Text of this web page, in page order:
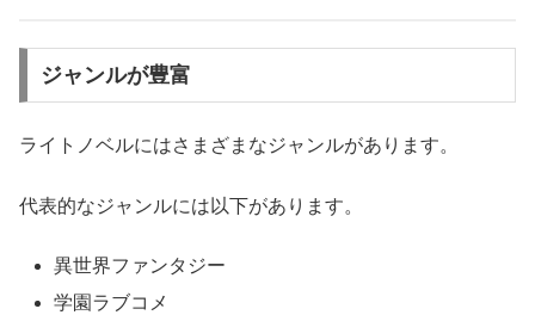
ジャンルが豊富
ライトノベルにはさまざまなジャンルがあります。
代表的なジャンルには以下があります。
異世界ファンタジー
学園ラブコメ